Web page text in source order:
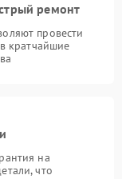
ремонт
провести
кратчайшие
на
что